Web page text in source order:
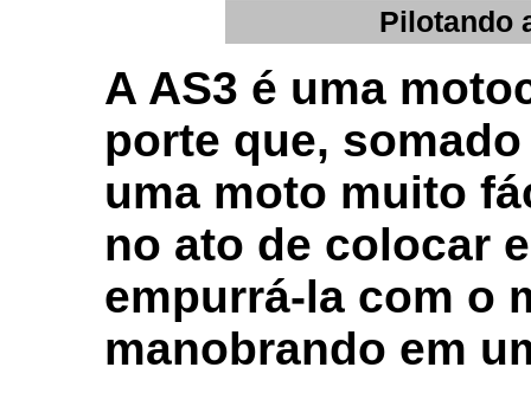
Pilotando
A AS3 é uma
porte que,
uma moto muito
no ato de colocar
empurrá-la com o
manobrando em